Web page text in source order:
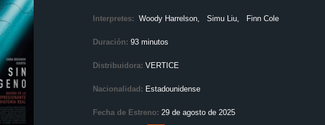
Interpretes: Woody Harrelson, Simu Liu, Finn Cole
Duración: 93 minutos
Distribuidora: VERTICE
Nacionalidad: Estadounidense
Fecha de Estreno: 29 de agosto de 2025